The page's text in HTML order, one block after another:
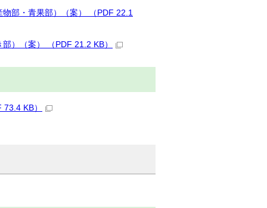
物部・青果部）（案） （PDF 22.1
）（案） （PDF 21.2 KB）
KB）